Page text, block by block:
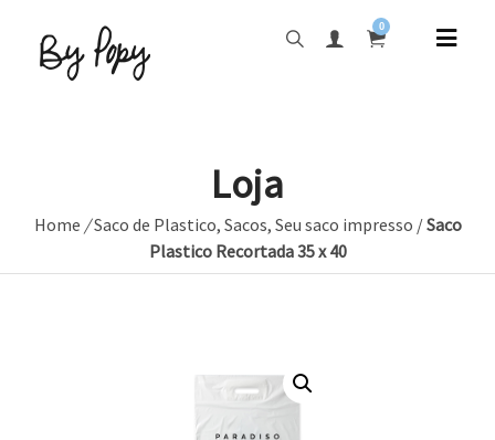
0
Loja
Home /Saco de Plastico, Sacos, Seu saco impresso /Saco
Plastico Recortada 35 x 40